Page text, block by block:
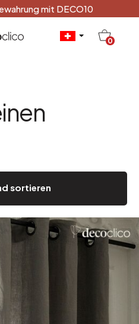
mit DECO10
0
sortieren